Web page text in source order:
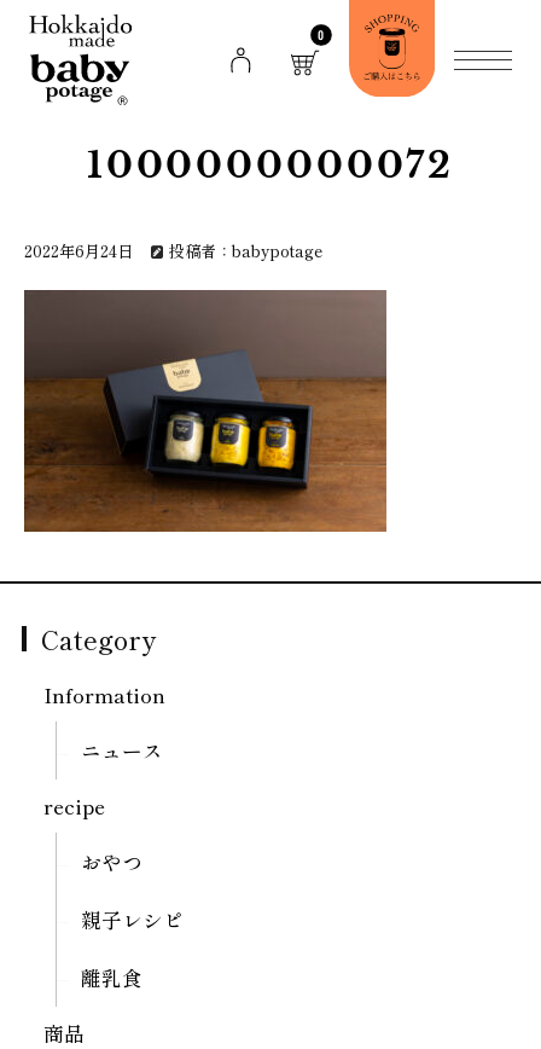
0
1000000000072
2022年6月24日 投稿者：babypotage
Category
Information
ニュース
recipe
おやつ
親子レシピ
離乳食
商品